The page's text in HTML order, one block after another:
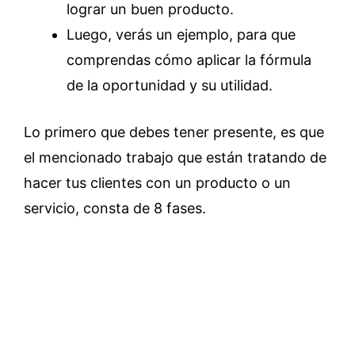
lograr un buen producto.
Luego, verás un ejemplo, para que
comprendas cómo aplicar la fórmula
de la oportunidad y su utilidad.
Lo primero que debes tener presente, es que
el mencionado trabajo que están tratando de
hacer tus clientes con un producto o un
servicio, consta de 8 fases.